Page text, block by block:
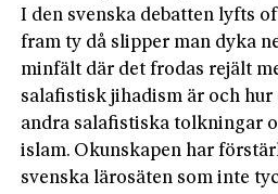
I den svenska debatten lyfts
fram ty då slipper man dyka
minfält där det frodas rejält
salafistisk jihadism är och
andra salafistiska tolkningar
islam. Okunskapen har
svenska lärosäten som inte